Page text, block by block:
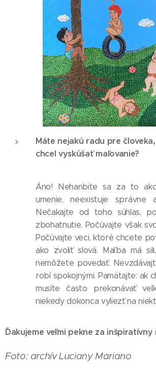
Máte nejakú radu pre
chcel vyskúšať maľovanie?
Áno! Nehanbite sa za to
umenie, neexistuje správne
Nečakajte od toho súhlas,
zbohatnutie. Počúvajte však
Počúvajte veci, ktoré chcete
ako zvoliť slová. Maľba má
nemôžete povedať.
robí spokojnými. Pamätajte: ak
musíte často prekonávať
niekedy dokonca vyliezť na
Ďakujeme veľmi pekne za
Foto: archív Luciany Mariano